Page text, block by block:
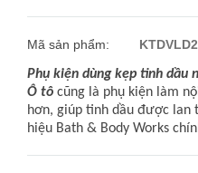
Mã sản phẩm:
Phụ kiện dùng kẹp tinh
Ô tô cũng là phụ kiện làm
hơn, giúp tinh dầu được lan
hiệu Bath & Body Works